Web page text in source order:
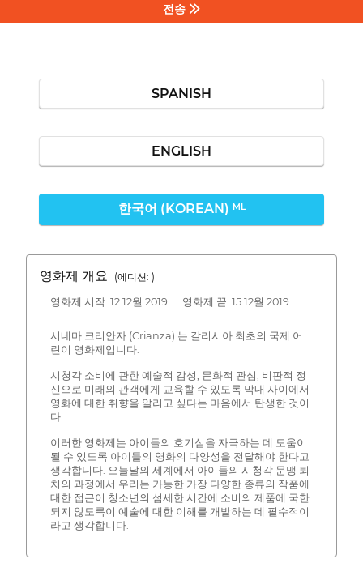
전송
SPANISH
ENGLISH
한국어 (KOREAN) ML
영화제 개요 (에디션: )
영화제 시작: 12 12월 2019 영화제 끝: 15 12월 2019
시네마 크리안자 (Crianza) 는 갈리시아 최초의 국제 어
린이 영화제입니다.
시청각 소비에 관한 예술적 감성, 문화적 관심, 비판적 정
신으로 미래의 관객에게 교육할 수 있도록 막내 사이에서
영화에 대한 취향을 알리고 싶다는 마음에서 탄생한 것이
다.
이러한 영화제는 아이들의 호기심을 자극하는 데 도움이
될 수 있도록 아이들의 영화의 다양성을 전달해야 한다고
생각합니다. 오늘날의 세계에서 아이들의 시청각 문맹 퇴
치의 과정에서 우리는 가능한 가장 다양한 종류의 작품에
대한 접근이 청소년의 섬세한 시간에 소비의 제품에 국한
되지 않도록이 예술에 대한 이해를 개발하는 데 필수적이
라고 생각합니다.